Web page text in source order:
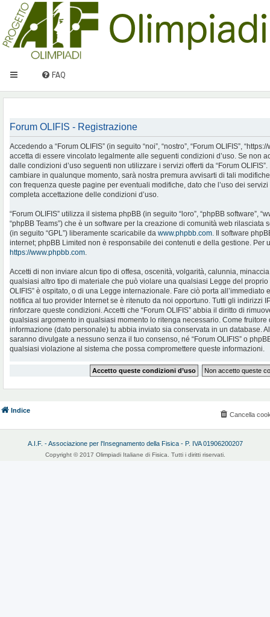
FAQ
Forum OLIFIS - Registrazione
Accedendo a “Forum OLIFIS” (in seguito “noi”, “nostro”, “Forum OLIFIS”,
accetta di essere vincolato legalmente alle seguenti condizioni d’uso. Se non
dalle condizioni d’uso seguenti non utilizzare i servizi offerti da “Forum
cambiare in qualunque momento, sarà nostra premura avvisarti di tali
con frequenza queste pagine per eventuali modifiche, dato che l’uso dei servizi
completa accettazione delle condizioni d’uso.
“Forum OLIFIS” utilizza il sistema phpBB (in seguito “loro”, “phpBB software”,
“phpBB Teams”) che è un software per la creazione di comunità web rilasciata
(in seguito “GPL”) liberamente scaricabile da www.phpbb.com. Il software
internet; phpBB Limited non è responsabile dei contenuti e della gestione. Per
https://www.phpbb.com.
Accetti di non inviare alcun tipo di offesa, oscenità, volgarità, calunnia,
qualsiasi altro tipo di materiale che può violare una qualsiasi Legge del proprio
OLIFIS” è ospitato, o di una Legge internazionale. Fare ciò porta
notifica al tuo provider Internet se è ritenuto da noi opportuno. Tutti gli indirizzi
rinforzare queste condizioni. Accetti che “Forum OLIFIS” abbia il diritto di
qualsiasi argomento in qualsiasi momento lo ritenga necessario. Come
informazione (dato personale) tu abbia inviato sia conservata in un database.
saranno divulgate a nessuno senza il tuo consenso, né “Forum OLIFIS” o
qualsiasi violazione al sistema che possa compromettere queste informazioni.
Indice
Cancella
A.I.F. - Associazione per l'Insegnamento della Fisica - P. IVA 01906200207
Copyright © 2017 Olimpiadi Italiane di Fisica. Tutti i diritti riservati.